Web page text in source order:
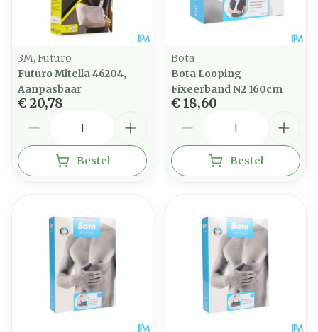
3M, Futuro
Futuro Mitella 46204,
Aanpasbaar
€ 20,78
Bestel
Bota
Bota Looping
Fixeerband N2 160cm
€ 18,60
Bestel